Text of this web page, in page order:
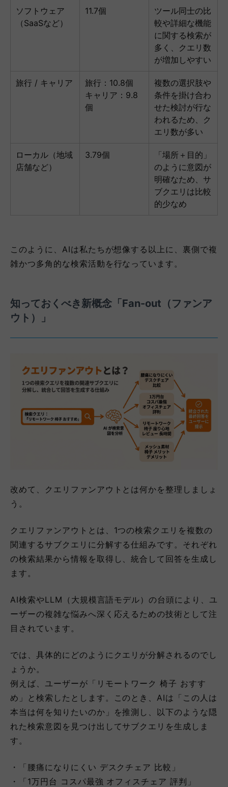
ソフトウェア
（SaaSなど）
11.7個
ツール同士の比
較や詳細な機能
に関する検索が
多く、クエリ数
が増加しやすい
旅行 / キャリア
旅行：10.8個
キャリア：9.8
個
複数の選択肢や
条件を掛け合わ
せた検討が行な
われるため、ク
エリ数が多い
ローカル（地域
店舗など）
3.79個
「場所＋目的」
のように意図が
明確なため、サ
ブクエリは比較
的少なめ
このように、AIは私たちが想像する以上に、裏側で複
雑かつ多角的な検索活動を行なっています。
知っておくべき新概念「Fan-out（ファンア
ウト）」
改めて、クエリファンアウトとは何かを整理しましょ
う。
クエリファンアウトとは、1つの検索クエリを複数の
関連するサブクエリに分解する仕組みです。それぞれ
の検索結果から情報を取得し、統合して回答を生成し
ます。
AI検索やLLM（大規模言語モデル）の台頭により、ユ
ーザーの複雑な悩みへ深く応えるための技術として注
目されています。
では、具体的にどのようにクエリが分解されるのでし
ょうか。
例えば、ユーザーが「リモートワーク 椅子 おすす
め」と検索したとします。このとき、AIは「この人は
本当は何を知りたいのか」を推測し、以下のような隠
れた検索意図を見つけ出してサブクエリを生成しま
す。
・「腰痛になりにくい デスクチェア 比較」
・「1万円台 コスパ最強 オフィスチェア 評判」